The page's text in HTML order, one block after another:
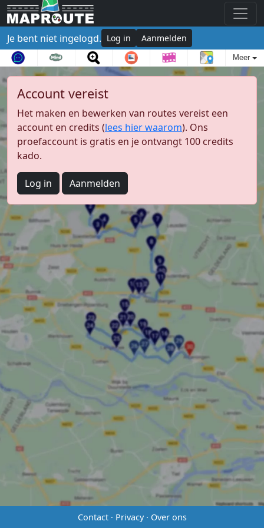
Je bent niet ingelogd. Log in Aanmelden
Meer
Account vereist
Het maken en bewerken van routes vereist een
account en credits (lees hier waarom). Ons
proefaccount is gratis en je ontvangt 100 credits
kado.
Log in Aanmelden
Contact· Privacy· Over ons